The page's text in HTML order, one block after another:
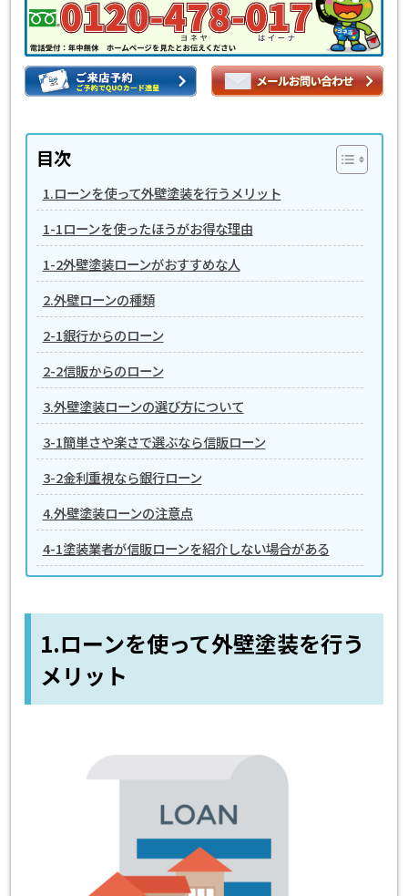
目次
1.ローンを使って外壁塗装を行うメリット
1-1ローンを使ったほうがお得な理由
1-2外壁塗装ローンがおすすめな人
2.外壁ローンの種類
2-1銀行からのローン
2-2信販からのローン
3.外壁塗装ローンの選び方について
3-1簡単さや楽さで選ぶなら信販ローン
3-2金利重視なら銀行ローン
4.外壁塗装ローンの注意点
4-1塗装業者が信販ローンを紹介しない場合がある
1.ローンを使って外壁塗装を行う
メリット